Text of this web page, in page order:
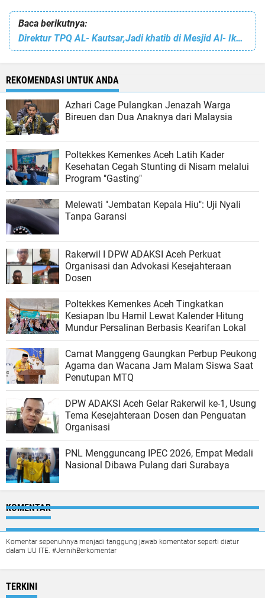
Baca berikutnya:
Direktur TPQ AL- Kautsar,Jadi khatib di Mesjid Al- Ikhlas, Ini Bahasannya
REKOMENDASI UNTUK ANDA
Azhari Cage Pulangkan Jenazah Warga
Bireuen dan Dua Anaknya dari Malaysia
Poltekkes Kemenkes Aceh Latih Kader
Kesehatan Cegah Stunting di Nisam melalui
Program "Gasting"
Melewati "Jembatan Kepala Hiu": Uji Nyali
Tanpa Garansi
Rakerwil I DPW ADAKSI Aceh Perkuat
Organisasi dan Advokasi Kesejahteraan
Dosen
Poltekkes Kemenkes Aceh Tingkatkan
Kesiapan Ibu Hamil Lewat Kalender Hitung
Mundur Persalinan Berbasis Kearifan Lokal
Camat Manggeng Gaungkan Perbup Peukong
Agama dan Wacana Jam Malam Siswa Saat
Penutupan MTQ
DPW ADAKSI Aceh Gelar Rakerwil ke-1, Usung
Tema Kesejahteraan Dosen dan Penguatan
Organisasi
PNL Mengguncang IPEC 2026, Empat Medali
Nasional Dibawa Pulang dari Surabaya
KOMENTAR
Komentar sepenuhnya menjadi tanggung jawab komentator seperti diatur
dalam UU ITE. #JernihBerkomentar
TERKINI